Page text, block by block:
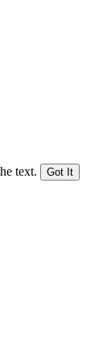
text. Got It